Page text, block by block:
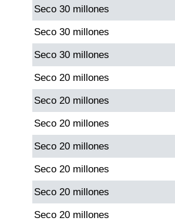
Paisita Noche
Paisita 3
Pick 3 Día
Pick 3 Noche
Pick 4 Día
Pick 4 Noche
Seco 30 millones
Seco 30 millones
Seco 30 millones
Seco 20 millones
Seco 20 millones
Seco 20 millones
Seco 20 millones
Seco 20 millones
Seco 20 millones
Seco 20 millones